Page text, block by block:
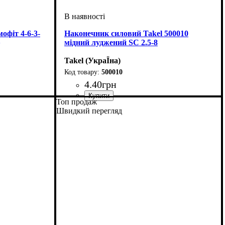
4-6-3-
Наконечник силовий Takel 500010
мідний луджений SC 2.5-8
Takel (УкраЇна)
500010
4.40грн
Обладнання
Матеріал: мідь луджена
Вид наконечника
Перетин проведення, мм2
Діаметр гвинтової фіксації, мм
Довжина, мм
Серія: SC
Топ продаж
Швидкий перегляд